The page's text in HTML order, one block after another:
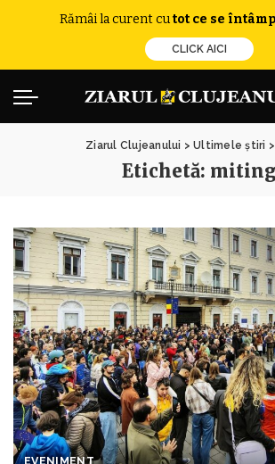
Rămâi la curent cutot ce se
CLICK AICI
Ziarul Clujeanului >Ultimele știri
Etichetă: miting
EVENIMENT